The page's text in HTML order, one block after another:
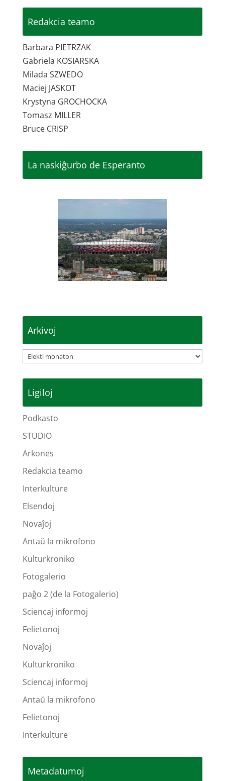
Redakcia teamo
Barbara PIETRZAK
Gabriela KOSIARSKA
Milada SZWEDO
Maciej JASKOT
Krystyna GROCHOCKA
Tomasz MILLER
Bruce CRISP
La naskiĝurbo de Esperanto
Arkivoj
Arkivoj
Ligiloj
Podkasto
STUDIO
Arkones
Redakcia teamo
Interkulture
Elsendoj
Novaĵoj
Antaŭ la mikrofono
Kulturkroniko
Fotogalerio
paĝo 2 (de la Fotogalerio)
Sciencaj informoj
Felietonoj
Novaĵoj
Kulturkroniko
Sciencaj informoj
Antaŭ la mikrofono
Felietonoj
Interkulture
Metadatumoj